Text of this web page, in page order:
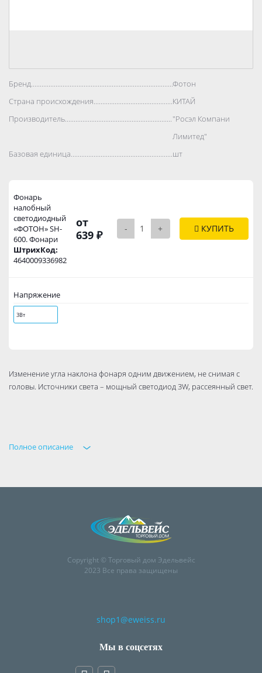
Бренд..................................................................................Фотон
Страна происхождения..................................................................................
КИТАЙ
Производитель..................................................................................
"Росэл Компани
Лимитед"
Базовая единица..................................................................................
шт
Фонарь
налобный
светодиодный
«ФОТОН» SH-
600. Фонари
ШтрихКод:
4640009336982
от
639 ₽
- + КУПИТЬ
Напряжение
3Вт
Изменение угла наклона фонаря одним движением, не снимая с
головы. Источники света – мощный светодиод 3W, рассеянный свет.
Полное описание
Copyright © Торговый дом Эдельвейс
2023 Все права защищены
shop1@eweiss.ru
Мы в соцсетях